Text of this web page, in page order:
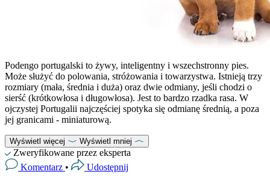
Podengo portugalski to żywy, inteligentny i wszechstronny pies.
Może służyć do polowania, stróżowania i towarzystwa. Istnieją trzy
rozmiary (mała, średnia i duża) oraz dwie odmiany, jeśli chodzi o
sierść (krótkowłosa i długowłosa). Jest to bardzo rzadka rasa. W
ojczystej Portugalii najczęściej spotyka się odmianę średnią, a poza
jej granicami - miniaturową.
Wyświetl więcej Wyświetl mniej
Zweryfikowane przez eksperta
Komentarz • Udostępnij